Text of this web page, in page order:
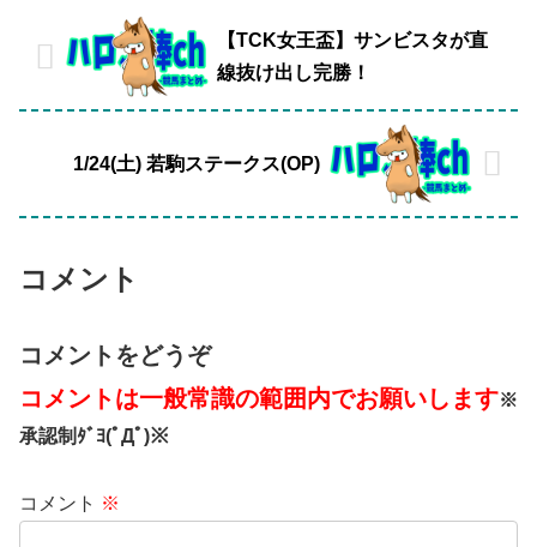
【TCK女王盃】サンビスタが直
線抜け出し完勝！
1/24(土) 若駒ステークス(OP)
コメント
コメントをどうぞ
コメントは一般常識の範囲内でお願いします※
承認制ﾀﾞﾖ(ﾟДﾟ)※
コメント ※